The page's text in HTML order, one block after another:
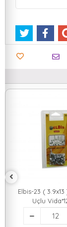
Elbis-23 (
Uçlu